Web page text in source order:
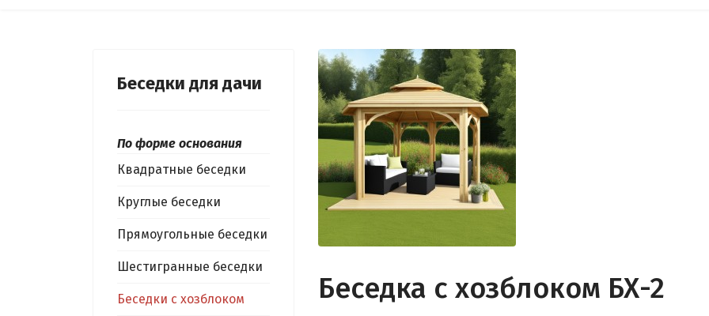
Беседки для дачи
По форме основания
Квадратные беседки
Круглые беседки
Прямоугольные беседки
Шестигранные беседки
Беседки с хозблоком Беседка с хозблоком БХ-2